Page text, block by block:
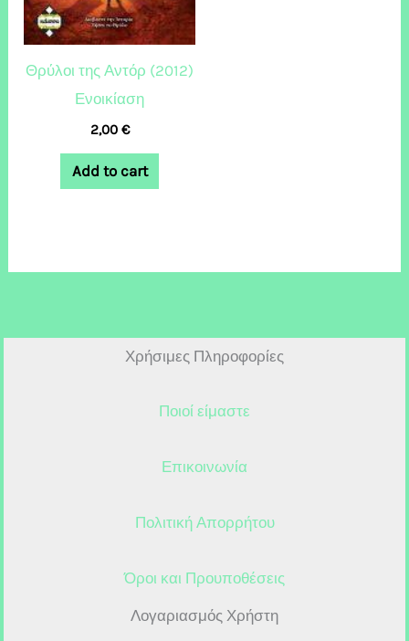
Θρύλοι της Αντόρ (2012)
Ενοικίαση
2,00 €
Add to cart
Χρήσιμες Πληροφορίες
Ποιοί είμαστε
Επικοινωνία
Πολιτική Απορρήτου
Όροι και Προυποθέσεις
Λογαριασμός Χρήστη